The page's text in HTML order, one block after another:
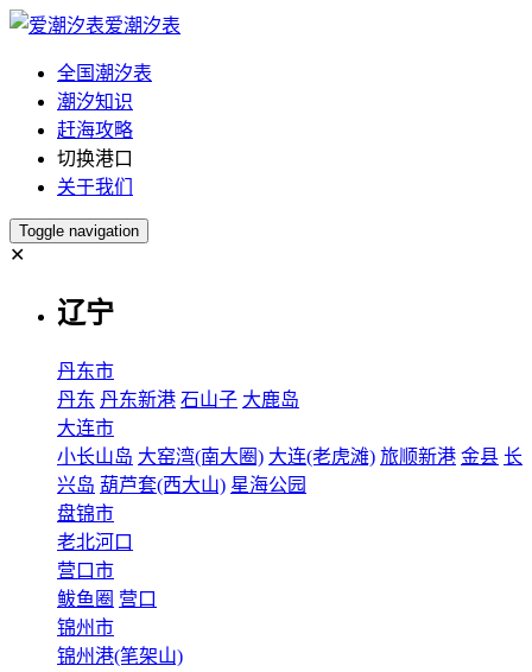
爱潮汐表
全国潮汐表
潮汐知识
赶海攻略
切换港口
关于我们
Toggle navigation
✕
辽宁
丹东市
丹东 丹东新港 石山子 大鹿岛
大连市
小长山岛 大窑湾(南大圈) 大连(老虎滩) 旅顺新港 金县 长
兴岛 葫芦套(西大山) 星海公园
盘锦市
老北河口
营口市
鲅鱼圈 营口
锦州市
锦州港(笔架山)